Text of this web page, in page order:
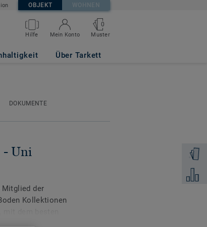
OBJEKT WOHNEN
Hilfe Mein Konto
0
Muster
Über Tarkett
Zum
DOKUMENTE
- Uni
der
Kollektionen